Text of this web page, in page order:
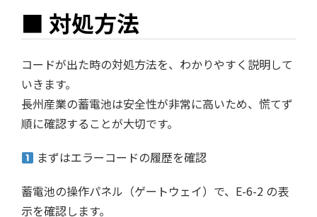
■ 対処方法
コードが出た時の対処方法を、わかりやすく説明して
いきます。
長州産業の蓄電池は安全性が非常に高いため、慌てず
順に確認することが大切です。
まずはエラーコードの履歴を確認
蓄電池の操作パネル（ゲートウェイ）で、E-6-2 の表
示を確認します。